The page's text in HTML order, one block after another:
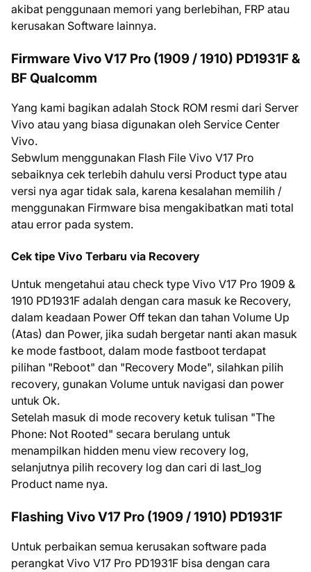
akibat penggunaan memori yang berlebihan, FRP atau
kerusakan Software lainnya.
Firmware Vivo V17 Pro (1909 / 1910) PD1931F &
BF Qualcomm
Yang kami bagikan adalah Stock ROM resmi dari Server
Vivo atau yang biasa digunakan oleh Service Center
Vivo.
Sebwlum menggunakan Flash File Vivo V17 Pro
sebaiknya cek terlebih dahulu versi Product type atau
versi nya agar tidak sala, karena kesalahan memilih /
menggunakan Firmware bisa mengakibatkan mati total
atau error pada system.
Cek tipe Vivo Terbaru via Recovery
Untuk mengetahui atau check type Vivo V17 Pro 1909 &
1910 PD1931F adalah dengan cara masuk ke Recovery,
dalam keadaan Power Off tekan dan tahan Volume Up
(Atas) dan Power, jika sudah bergetar nanti akan masuk
ke mode fastboot, dalam mode fastboot terdapat
pilihan "Reboot" dan "Recovery Mode", silahkan pilih
recovery, gunakan Volume untuk navigasi dan power
untuk Ok.
Setelah masuk di mode recovery ketuk tulisan "The
Phone: Not Rooted" secara berulang untuk
menampilkan hidden menu view recovery log,
selanjutnya pilih recovery log dan cari di last_log
Product name nya.
Flashing Vivo V17 Pro (1909 / 1910) PD1931F
Untuk perbaikan semua kerusakan software pada
perangkat Vivo V17 Pro PD1931F bisa dengan cara